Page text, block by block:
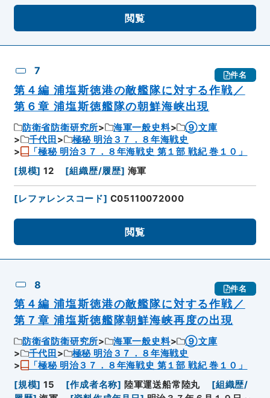
閲覧
7 件名
第４編 浦塩斯徳港の敵艦隊に対する作戦／
第６章 浦塩斯徳艦隊の朝鮮海峡出現
防衛省防衛研究所 海軍一般史料
⑨文庫
千代田
極秘 明治３７．８年海戦史
「極秘 明治３７．８年海戦史 第１部 戦紀 巻１０」
[規模] 12 [組織歴/履歴] 海軍
[レファレンスコード] C05110072000
閲覧
8 件名
第４編 浦塩斯徳港の敵艦隊に対する作戦／
第７章 浦塩斯徳艦隊朝鮮海峡再度の出現
防衛省防衛研究所 海軍一般史料
⑨文庫
千代田
極秘 明治３７．８年海戦史
「極秘 明治３７．８年海戦史 第１部 戦紀 巻１０」
[規模] 15 [作成者名称] 陸軍運送船常陸丸 [組織歴/